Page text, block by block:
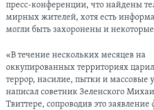
пресс-конференции, что найдены
мирных жителей, хотя есть
могли быть захоронены и
«В течение нескольких месяцев на
оккупированных территориях
террор, насилие, пытки и массовые
написал советник Зеленского
Твиттере, сопроводив это